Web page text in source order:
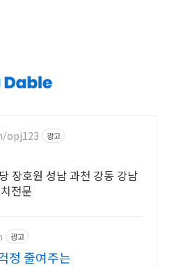
opj123 광고
장호원 성남 과천 강동 강남
전문
광고
정 줄여주는